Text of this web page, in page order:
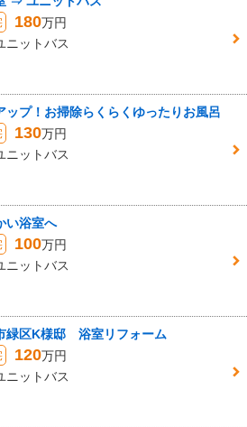
180万円
ニットバス
ップ！お掃除らくらくゆったりお風呂
130万円
ニットバス
い浴室へ
100万円
ニットバス
緑区K様邸 浴室リフォーム
120万円
ニットバス